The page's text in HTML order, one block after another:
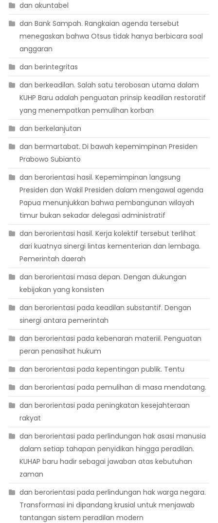
dan akuntabel
dan Bank Sampah. Rangkaian agenda tersebut
menegaskan bahwa Otsus tidak hanya berbicara soal
anggaran
dan berintegritas
dan berkeadilan. Salah satu terobosan utama dalam
KUHP Baru adalah penguatan prinsip keadilan restoratif
yang menempatkan pemulihan korban
dan berkelanjutan
dan bermartabat. Di bawah kepemimpinan Presiden
Prabowo Subianto
dan berorientasi hasil. Kepemimpinan langsung
Presiden dan Wakil Presiden dalam mengawal agenda
Papua menunjukkan bahwa pembangunan wilayah
timur bukan sekadar delegasi administratif
dan berorientasi hasil. Kerja kolektif tersebut terlihat
dari kuatnya sinergi lintas kementerian dan lembaga.
Pemerintah daerah
dan berorientasi masa depan. Dengan dukungan
kebijakan yang konsisten
dan berorientasi pada keadilan substantif. Dengan
sinergi antara pemerintah
dan berorientasi pada kebenaran materiil. Penguatan
peran penasihat hukum
dan berorientasi pada kepentingan publik. Tentu
dan berorientasi pada pemulihan di masa mendatang.
dan berorientasi pada peningkatan kesejahteraan
rakyat
dan berorientasi pada perlindungan hak asasi manusia
dalam setiap tahapan penyidikan hingga peradilan.
KUHAP baru hadir sebagai jawaban atas kebutuhan
zaman
dan berorientasi pada perlindungan hak warga negara.
Transformasi ini dipandang krusial untuk menjawab
tantangan sistem peradilan modern